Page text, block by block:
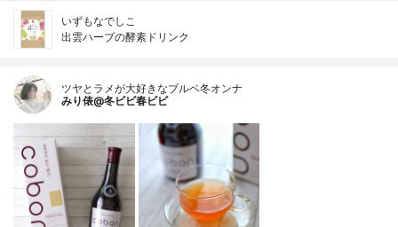
いずもなでしこ
出雲ハーブの酵素ドリンク
ツヤとラメが大好きなブルベ冬オンナ
みり俵@冬ビビ春ビビ